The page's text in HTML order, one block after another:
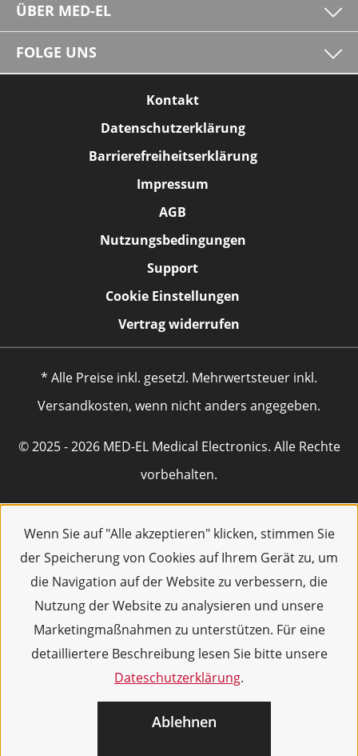
Wenn Sie auf "Alle akzeptieren" klicken, stimmen Sie
der Speicherung von Cookies auf Ihrem Gerät zu, um
die Navigation auf der Website zu verbessern, die
Nutzung der Website zu analysieren und unsere
Marketingmaßnahmen zu unterstützen. Für eine
detailliertere Beschreibung lesen Sie bitte unsere
Dateschutzerklärung.
Ablehnen
ÜBER MED-EL
FOLGE UNS
Kontakt
Datenschutzerklärung
Barrierefreiheitserklärung
Impressum
AGB
Nutzungsbedingungen
Support
Cookie Einstellungen
Vertrag widerrufen
* Alle Preise inkl. gesetzl. Mehrwertsteuer inkl.
Versandkosten, wenn nicht anders angegeben.
© 2025 - 2026 MED-EL Medical Electronics. Alle Rechte
vorbehalten.